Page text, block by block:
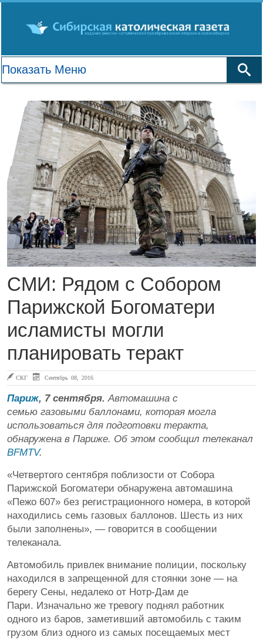
СМИ: Рядом с Собором
Парижской Богоматери
исламисты могли
планировать теракт
СКГ Сентябрь 08, 2016
Париж, 7 сентября.Автомашина с
семью газовыми баллонами, которая могла
использоваться для подготовки теракта,
обнаружена в Париже. Об этом сообщил телеканал
BFMTV.
«Четвертого сентября поблизости от Собора
Парижской Богоматери обнаружена автомашина
«Пежо 607» без регистрационного номера, в которой
находились семь газовых баллонов. Шесть из них
были заполнены», — говорится в сообщении
телеканала.
Автомобиль привлек внимание полиции, поскольку
находился в запрещенной для стоянки зоне — на
берегу Сены, недалеко от Нотр-Дам де
Пари. Изначально же тревогу поднял работник
одного из баров, заметивший автомобиль с таким
грузом близ одного из самых посещаемых мест